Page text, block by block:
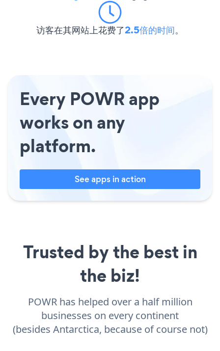
访客在其网站上花费了2.5倍的时间。
Every POWR app
works on any
platform.
See apps in action
Trusted by the best in
the biz!
POWR has helped over a half million
businesses on every continent
(besides Antarctica, because of course not)